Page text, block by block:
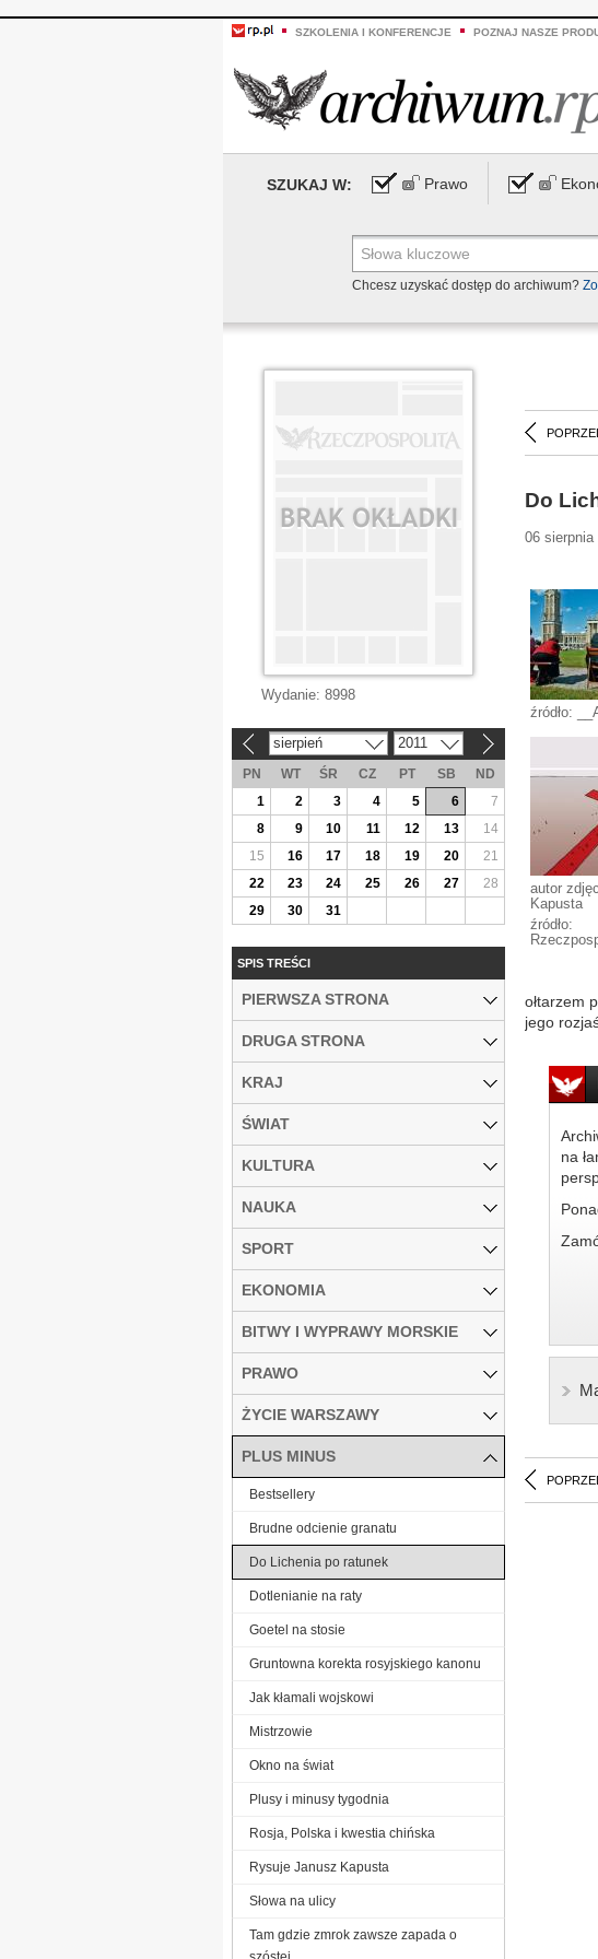
SZKOLENIA I KONFERENCJE POZNAJ NASZE
SZUKAJ W: Prawo
Chcesz uzyskać dostęp do archiwum?
Do
06
źródło:
autor
Kapusta
źródło:
ołtarzem
jego
na
Wydanie: 8998
sierpień 2011
PN WT ŚR CZ PT SB
ND
1
2 3 4 5 6
7
8
9 10 11 12 13
14
15
16 17 18 19 20
21
22
23 24 25 26 27
28
29
30 31
SPIS TREŚCI
PIERWSZA STRONA
DRUGA STRONA
KRAJ
ŚWIAT
KULTURA
NAUKA
SPORT
EKONOMIA
BITWY I WYPRAWY MORSKIE
PRAWO
ŻYCIE WARSZAWY
PLUS MINUS
Bestsellery
Brudne odcienie granatu
Do Lichenia po ratunek
Dotlenianie na raty
Goetel na stosie
Gruntowna korekta rosyjskiego kanonu
Jak kłamali wojskowi
Mistrzowie
Okno na świat
Plusy i minusy tygodnia
Rosja, Polska i kwestia chińska
Rysuje Janusz Kapusta
Słowa na ulicy
Tam gdzie zmrok zawsze zapada o